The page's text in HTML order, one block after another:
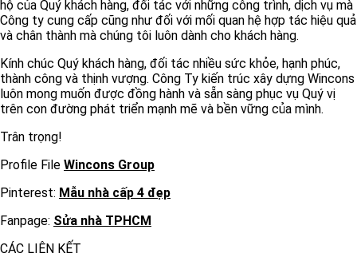
hộ của Quý khách hàng, đối tác với những công trình, dịch vụ mà
Công ty cung cấp cũng như đối với mối quan hệ hợp tác hiệu quả
và chân thành mà chúng tôi luôn dành cho khách hàng.
Kính chúc Quý khách hàng, đối tác nhiều sức khỏe, hạnh phúc,
thành công và thịnh vượng. Công Ty kiến trúc xây dựng Wincons
luôn mong muốn được đồng hành và sẵn sàng phục vụ Quý vị
trên con đường phát triển mạnh mẽ và bền vững của mình.
Trân trọng!
Profile File Wincons Group
Pinterest: Mẫu nhà cấp 4 đẹp
Fanpage: Sửa nhà TPHCM
CÁC LIÊN KẾT